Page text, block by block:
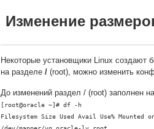
Изменение
Некоторые установщики Linux создают
на разделе / (root), можно изменить
До изменений раздел / (root) заполнен
[root@oracle ~]# df -h
Filesystem Size Used Avail Use% Mounted